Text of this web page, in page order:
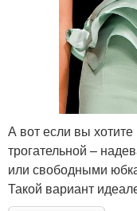
А вот если вы
трогательной –
или свободными
Такой вариант